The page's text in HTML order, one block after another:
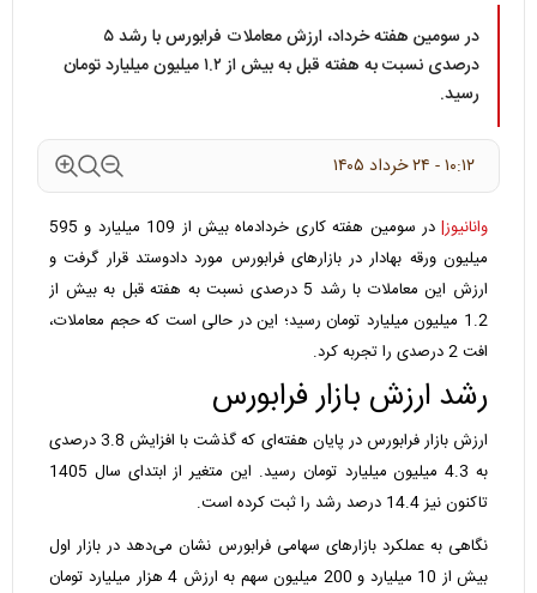
در سومین هفته خرداد، ارزش معاملات فرابورس با رشد ۵
درصدی نسبت به هفته قبل به بیش از ۱.۲ میلیون میلیارد تومان
رسید.
۱۰:۱۲ - ۲۴ خرداد ۱۴۰۵
وانانیوز|
در سومین هفته کاری خردادماه بیش از 109 میلیارد و 595
میلیون ورقه بهادار در بازارهای فرابورس مورد دادوستد قرار گرفت و
ارزش این معاملات با رشد 5 درصدی نسبت به هفته قبل به بیش از
1.2 میلیون میلیارد تومان رسید؛ این در حالی است که حجم معاملات،
افت 2 درصدی را تجربه کرد.
رشد ارزش بازار فرابورس
ارزش بازار فرابورس در پایان هفته‌ای که گذشت با افزایش 3.8 درصدی
به 4.3 میلیون میلیارد تومان رسید. این متغیر از ابتدای سال 1405
تاکنون نیز 14.4 درصد رشد را ثبت کرده است.
نگاهی به عملکرد بازارهای سهامی فرابورس نشان می‌دهد در بازار اول
بیش از 10 میلیارد و 200 میلیون سهم به ارزش 4 هزار میلیارد تومان